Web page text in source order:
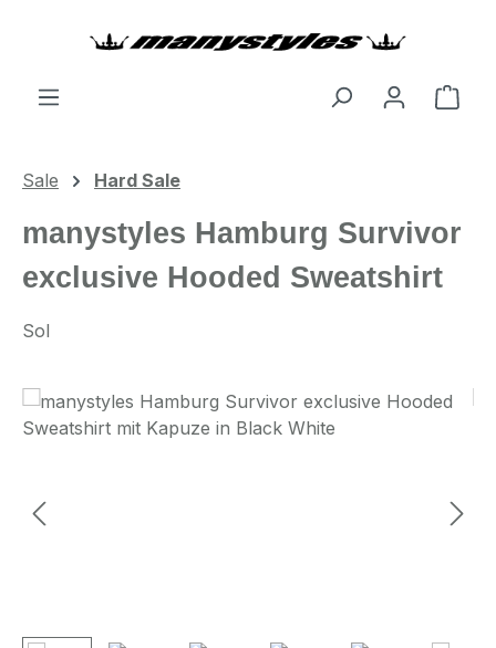
Sale Hard Sale
manystyles Hamburg Survivor
exclusive Hooded Sweatshirt
Sol
Bildergalerie überspringen